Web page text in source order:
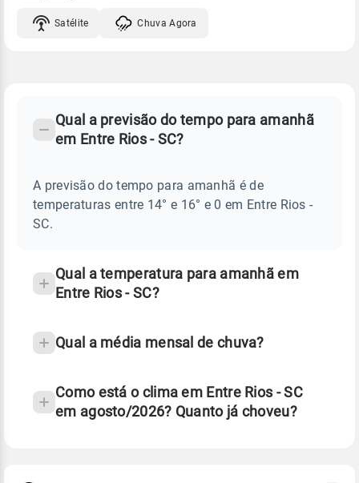
Satélite Chuva Agora
Perguntas
sobre
chuva
Qual a previsão do tempo para amanhã
em Entre Rios - SC?
A previsão do tempo para amanhã é de
temperaturas entre 14° e 16° e 0 em Entre Rios -
SC.
Qual a temperatura para amanhã em
Entre Rios - SC?
Qual a média mensal de chuva?
Como está o clima em Entre Rios - SC
em agosto/2026? Quanto já choveu?